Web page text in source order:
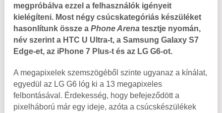
megpróbálva ezzel a felhasználók igényeit
kielégíteni. Most négy csúcskategóriás készüléket
hasonlítunk össze a Phone Arena tesztje nyomán,
név szerint a HTC U Ultra-t, a Samsung Galaxy S7
Edge-et, az iPhone 7 Plus-t és az LG G6-ot.
A megapixelek szemszögéből szinte ugyanaz a kínálat,
egyedül az LG G6 lóg ki a 13 megapixeles
felbontásával. Érdekesség, hogy befejeződött a
pixelháború már egy ideje, azóta a csúcskészülékek